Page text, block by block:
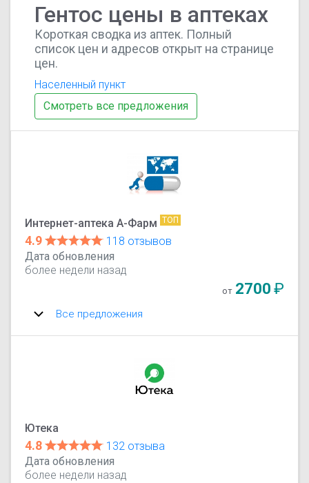
Гентос цены в аптеках
Короткая сводка из аптек. Полный
список цен и адресов открыт на странице
цен.
Населенный пункт
Смотреть все предложения
Интернет-аптека А-Фарм ТОП
4.9
118 отзывов
Дата обновления
более недели назад
от 2700₽
Все предложения
Ютека
4.8
132 отзыва
Дата обновления
более недели назад